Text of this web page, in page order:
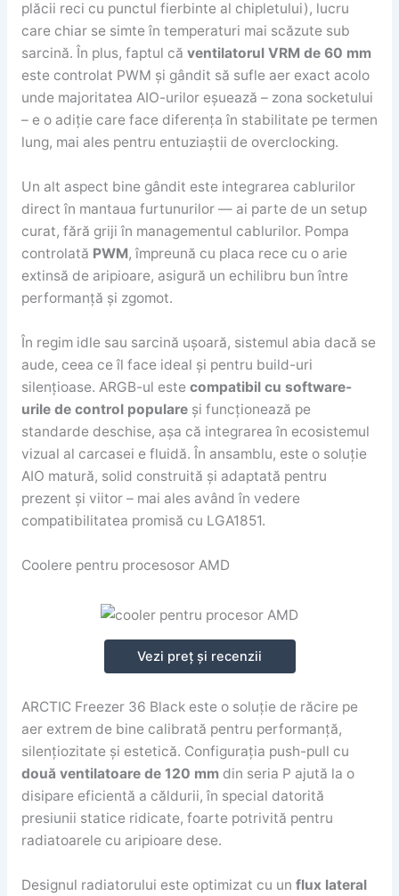
plăcii reci cu punctul fierbinte al chipletului), lucru
care chiar se simte în temperaturi mai scăzute sub
sarcină. În plus, faptul că ventilatorul VRM de 60 mm
este controlat PWM și gândit să sufle aer exact acolo
unde majoritatea AIO-urilor eșuează – zona socketului
– e o adiție care face diferența în stabilitate pe termen
lung, mai ales pentru entuziaștii de overclocking.
Un alt aspect bine gândit este integrarea cablurilor
direct în mantaua furtunurilor — ai parte de un setup
curat, fără griji în managementul cablurilor. Pompa
controlată PWM, împreună cu placa rece cu o arie
extinsă de aripioare, asigură un echilibru bun între
performanță și zgomot.
În regim idle sau sarcină ușoară, sistemul abia dacă se
aude, ceea ce îl face ideal și pentru build-uri
silențioase. ARGB-ul este compatibil cu software-
urile de control populareși funcționează pe
standarde deschise, așa că integrarea în ecosistemul
vizual al carcasei e fluidă. În ansamblu, este o soluție
AIO matură, solid construită și adaptată pentru
prezent și viitor – mai ales având în vedere
compatibilitatea promisă cu LGA1851.
Coolere pentru procesosor AMD
Vezi preț și recenzii
ARCTIC Freezer 36 Black este o soluție de răcire pe
aer extrem de bine calibrată pentru performanță,
silențiozitate și estetică. Configurația push-pull cu
două ventilatoare de 120 mmdin seria P ajută la o
disipare eficientă a căldurii, în special datorită
presiunii statice ridicate, foarte potrivită pentru
radiatoarele cu aripioare dese.
Designul radiatorului este optimizat cu un flux lateral